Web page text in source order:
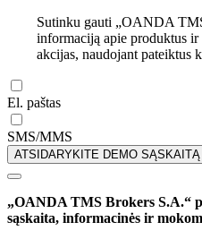
Sutinku gauti „OANDA
informaciją apie produktus ir
akcijas, naudojant pateiktus
El. paštas
SMS/MMS
ATSIDARYKITE DEMO
„OANDA TMS Brokers S.A.“
sąskaita, informacinės ir